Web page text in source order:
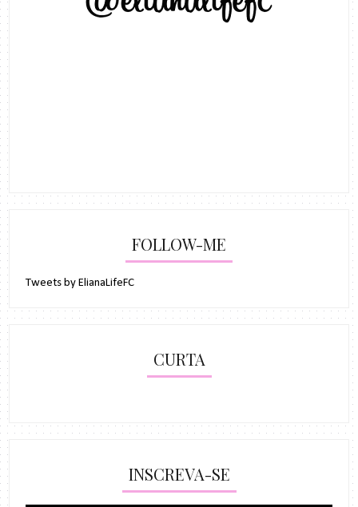
FOLLOW-ME
Tweets by ElianaLifeFC
CURTA
INSCREVA-SE